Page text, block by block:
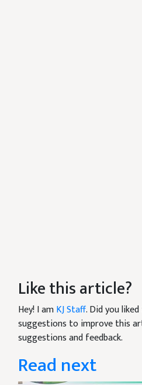
Like this article?
Hey! I amKJ Staff. Did you
suggestions to improve this
suggestions and feedback.
Read next